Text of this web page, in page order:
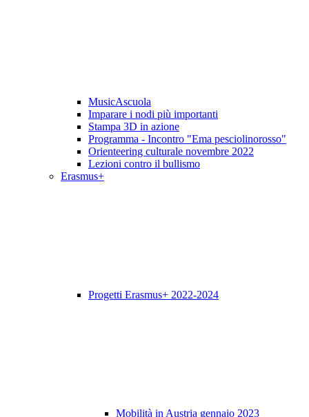
MusicAscuola
Imparare i nodi più importanti
Stampa 3D in azione
Programma - Incontro "Ema pesciolinorosso"
Orienteering culturale novembre 2022
Lezioni contro il bullismo
Erasmus+
Progetti Erasmus+ 2022-2024
Mobilità in Austria gennaio 2023